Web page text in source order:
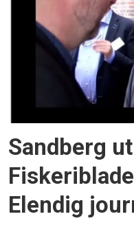
Sandberg
Elendig